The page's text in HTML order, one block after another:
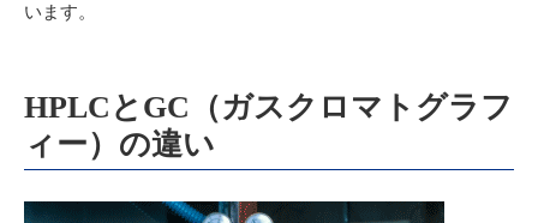
います。
HPLCとGC（ガスクロマトグラフ
ィー）の違い